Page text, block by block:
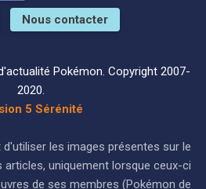
Nous contacter
Pokémon. Copyright 2007-
2020.
5 Sérénité
les images présentes sur le
articles, uniquement lorsque ceux-ci
de ses membres (Pokémon de